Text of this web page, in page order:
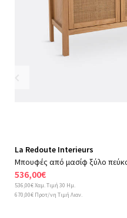
La Redoute Interieurs
Μπουφές από μασίφ ξύλο
536,00€
536,00€ Χαμ. Τιμή 30 Ημ.
670,00€ Προτ/νη Τιμή Λιαν.